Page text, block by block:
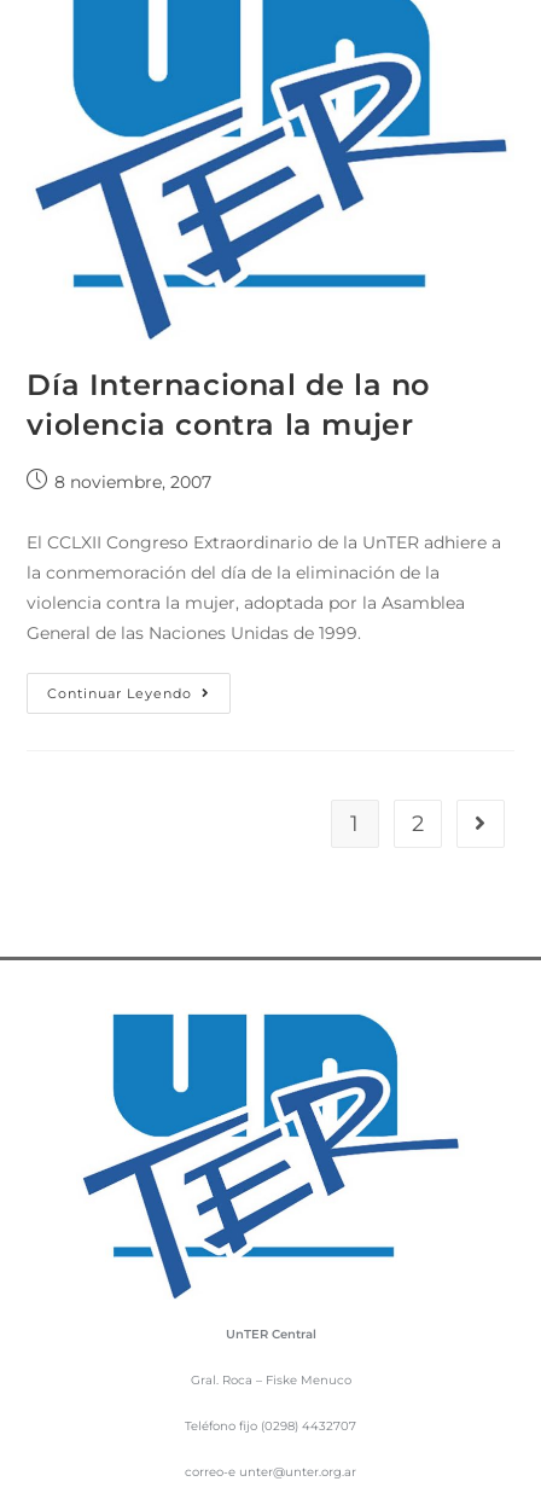
Día Internacional de la no
violencia contra la mujer
8 noviembre, 2007
El CCLXII Congreso Extraordinario de la UnTER adhiere a
la conmemoración del día de la eliminación de la
violencia contra la mujer, adoptada por la Asamblea
General de las Naciones Unidas de 1999.
Continuar Leyendo
1 2
UnTER Central
Gral. Roca – Fiske Menuco
Teléfono fijo (0298) 4432707
correo-e unter@unter.org.ar